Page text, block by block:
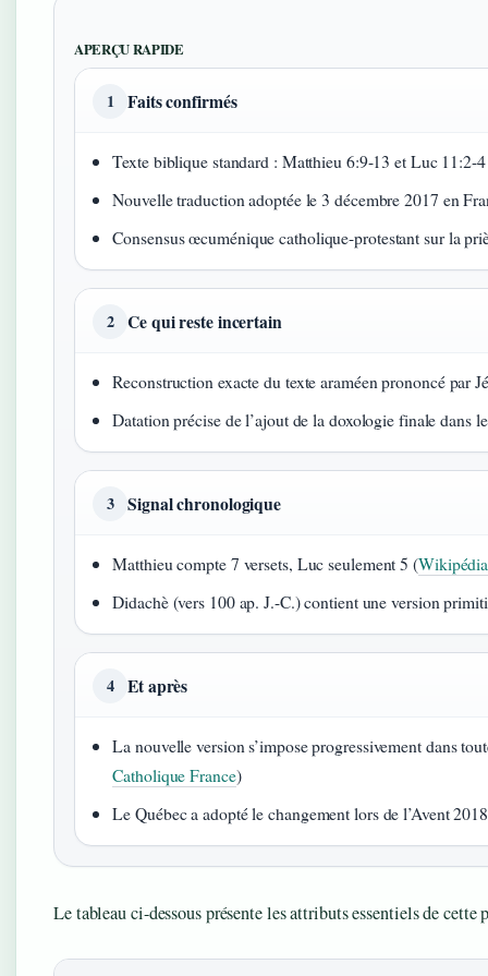
APERÇU RAPIDE
1 Faits confirmés
Texte biblique standard : Matthieu 6:9-13 et Luc 11:2-
Nouvelle traduction adoptée le 3 décembre 2017 en
Consensus œcuménique catholique-protestant sur la
2 Ce qui reste incertain
Reconstruction exacte du texte araméen prononcé par
Datation précise de l’ajout de la doxologie finale dans
3 Signal chronologique
Matthieu compte 7 versets, Luc seulement 5 (Wikipédia
Didachè (vers 100 ap. J.-C.) contient une version
4 Et après
La nouvelle version s’impose progressivement dans
Catholique France)
Le Québec a adopté le changement lors de l’Avent
Le tableau ci-dessous présente les attributs essentiels de